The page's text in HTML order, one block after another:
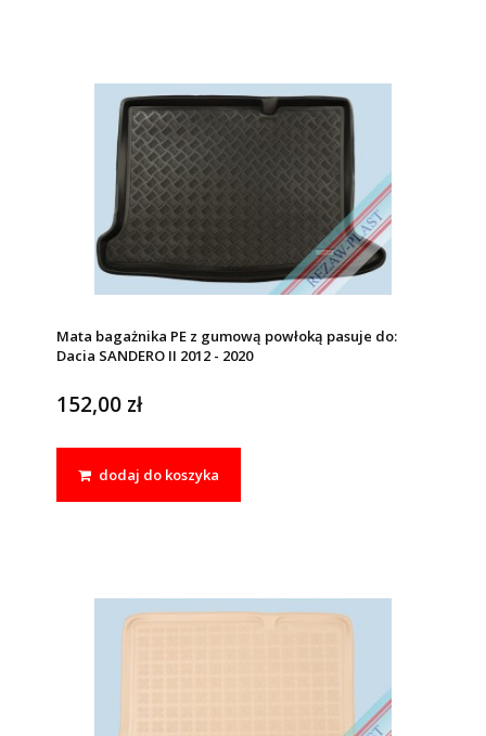
Mata bagażnika PE z gumową powłoką pasuje do:
Dacia SANDERO II 2012 - 2020
152,00 zł
dodaj do koszyka